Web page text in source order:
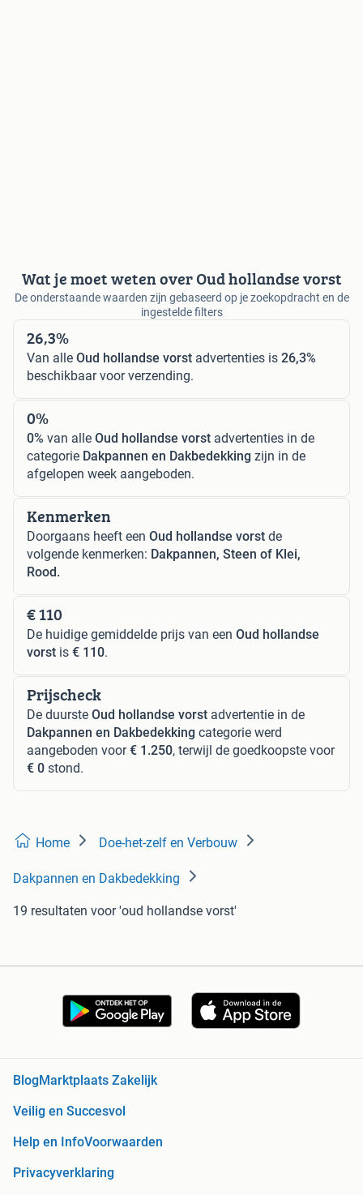
Wat je moet weten over Oud hollandse vorst
De onderstaande waarden zijn gebaseerd op je zoekopdracht en de
ingestelde filters
26,3%
Van alle Oud hollandse vorst advertenties is 26,3%
beschikbaar voor verzending.
0%
0% van alle Oud hollandse vorst advertenties in de
categorie Dakpannen en Dakbedekking zijn in de
afgelopen week aangeboden.
Kenmerken
Doorgaans heeft een Oud hollandse vorst de
volgende kenmerken: Dakpannen, Steen of Klei,
Rood.
€ 110
De huidige gemiddelde prijs van een Oud hollandse
vorst is € 110.
Prijscheck
De duurste Oud hollandse vorst advertentie in de
Dakpannen en Dakbedekking categorie werd
aangeboden voor€ 1.250, terwijl de goedkoopste voor
€ 0 stond.
Home Doe-het-zelf en Verbouw
Dakpannen en Dakbedekking
19 resultaten voor 'oud hollandse vorst'
BlogMarktplaats Zakelijk
Veilig en Succesvol
Help en InfoVoorwaarden
Privacyverklaring